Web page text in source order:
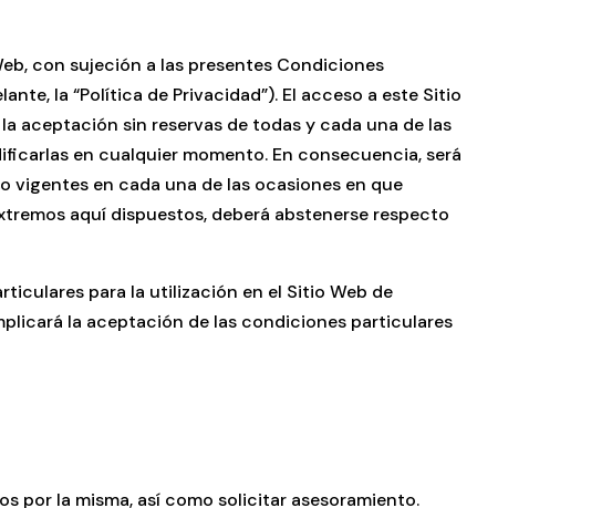
con sujeción a las presentes Condiciones
la “Política de Privacidad”). El acceso a este Sitio
aceptación sin reservas de todas y cada una de las
en cualquier momento. En consecuencia, será
vigentes en cada una de las ocasiones en que
aquí dispuestos, deberá abstenerse respecto
para la utilización en el Sitio Web de
la aceptación de las condiciones particulares
por la misma, así como solicitar asesoramiento.